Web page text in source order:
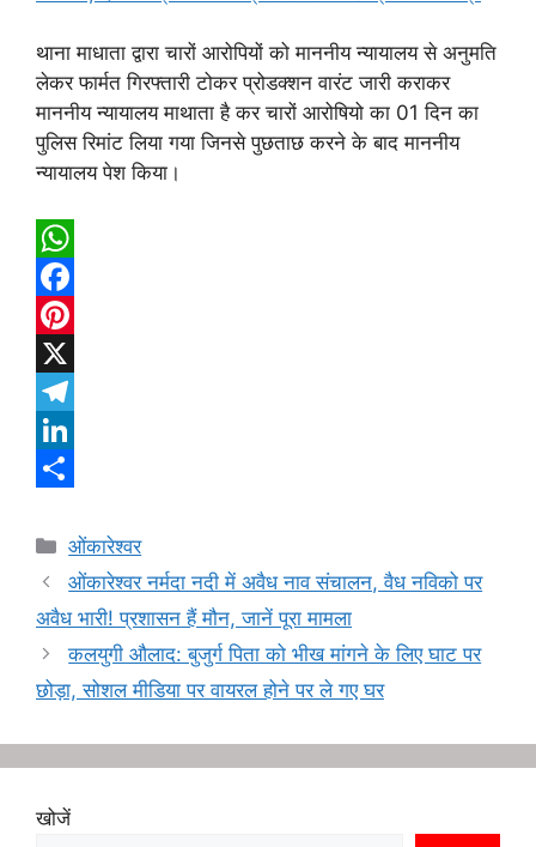
थाना माधाता द्वारा चारों आरोपियों को माननीय न्यायालय से अनुमति
लेकर फार्मत गिरफ्तारी टोकर प्रोडक्शन वारंट जारी कराकर
माननीय न्यायालय माथाता है कर चारों आरोषियो का 01 दिन का
पुलिस रिमांट लिया गया जिनसे पुछताछ करने के बाद माननीय
न्यायालय पेश किया।
W
h
a
t
s
A
p
F
a
c
e
b
o
k
P
n
r
e
s
X
T
e
e
g
r
a
m
L
n
k
e
d
I
h
a
r
e
Categories
ओंकारेश्वर
ओंकारेश्वर नर्मदा नदी में अवैध नाव संचालन, वैध नविको पर
अवैध भारी! प्रशासन हैं मौन, जानें पूरा मामला
कलयुगी औलाद: बुजुर्ग पिता को भीख मांगने के लिए घाट पर
छोड़ा, सोशल मीडिया पर वायरल होने पर ले गए घर
खोजें